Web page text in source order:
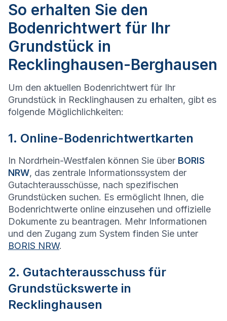
So erhalten Sie den
Bodenrichtwert für Ihr
Grundstück in
Recklinghausen-Berghausen
Um den aktuellen Bodenrichtwert für Ihr
Grundstück in Recklinghausen zu erhalten, gibt es
folgende Möglichlichkeiten:
1. Online-Bodenrichtwertkarten
In Nordrhein-Westfalen können Sie über BORIS
NRW, das zentrale Informationssystem der
Gutachterausschüsse, nach spezifischen
Grundstücken suchen. Es ermöglicht Ihnen, die
Bodenrichtwerte online einzusehen und offizielle
Dokumente zu beantragen. Mehr Informationen
und den Zugang zum System finden Sie unter
BORIS NRW.
2. Gutachterausschuss für
Grundstückswerte in
Recklinghausen